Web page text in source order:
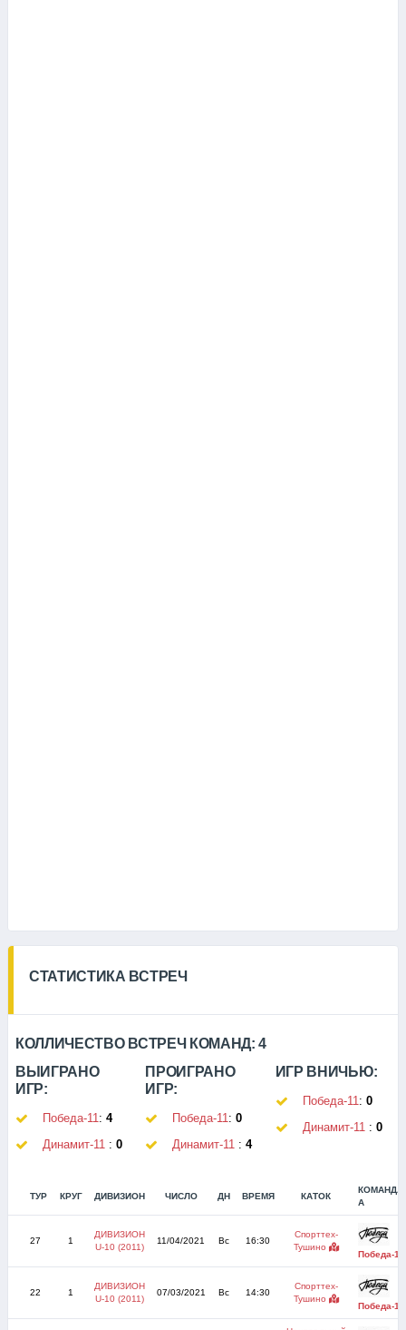
СТАТИСТИКА ВСТРЕЧ
КОЛЛИЧЕСТВО ВСТРЕЧ КОМАНД:4
ВЫИГРАНО
ИГР:
Победа-11: 4
Динамит-11 : 0
ПРОИГРАНО
ИГР:
Победа-11:0
Динамит-11 :4
ИГР ВНИЧЬЮ:
Победа-11: 0
Динамит-11 : 0
ТУР КРУГ ДИВИЗИОН ЧИСЛО ДН ВРЕМЯ КАТОК
КОМАНДА
А
27 1
ДИВИЗИОН
U-10 (2011)
11/04/2021 Вс 16:30
Спорттех-
Тушино
Победа-11
22 1
ДИВИЗИОН
U-10 (2011)
07/03/2021 Вс 14:30
Спорттех-
Тушино
Победа-11